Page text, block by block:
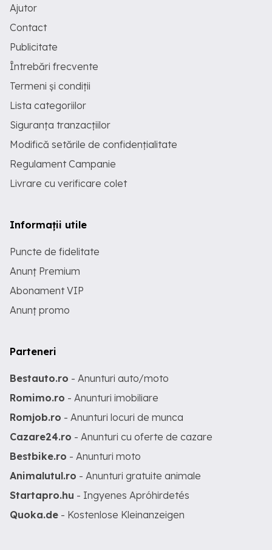
Ajutor
Contact
Publicitate
Întrebări frecvente
Termeni și condiții
Lista categoriilor
Siguranța tranzacțiilor
Modifică setările de confidențialitate
Regulament Campanie
Livrare cu verificare colet
Informații utile
Puncte de fidelitate
Anunț Premium
Abonament VIP
Anunț promo
Parteneri
Bestauto.ro - Anunturi auto/moto
Romimo.ro - Anunturi imobiliare
Romjob.ro - Anunturi locuri de munca
Cazare24.ro - Anunturi cu oferte de cazare
Bestbike.ro - Anunturi moto
Animalutul.ro - Anunturi gratuite animale
Startapro.hu - Ingyenes Apróhirdetés
Quoka.de - Kostenlose Kleinanzeigen